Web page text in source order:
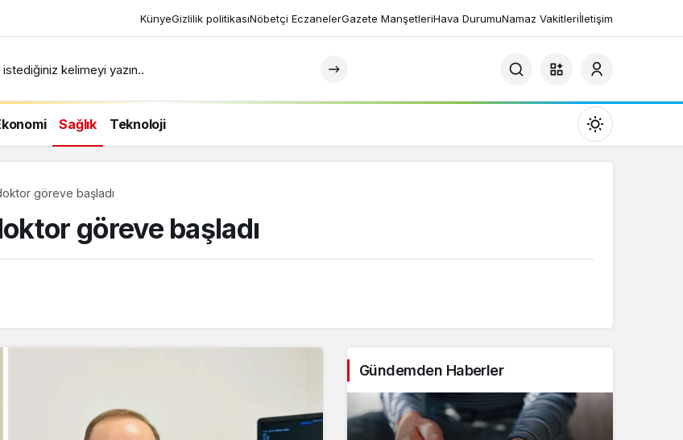
KünyeGizlilik politikasıNöbetçi EczanelerGazete ManşetleriHava DurumuNamaz Vakitleriİletişim
kelimeyi yazın..
Sağlık Teknoloji
Mod
değiştir
Sistem modunu seçin.
göreve başladı
göreve başladı
Gündemden Haberler